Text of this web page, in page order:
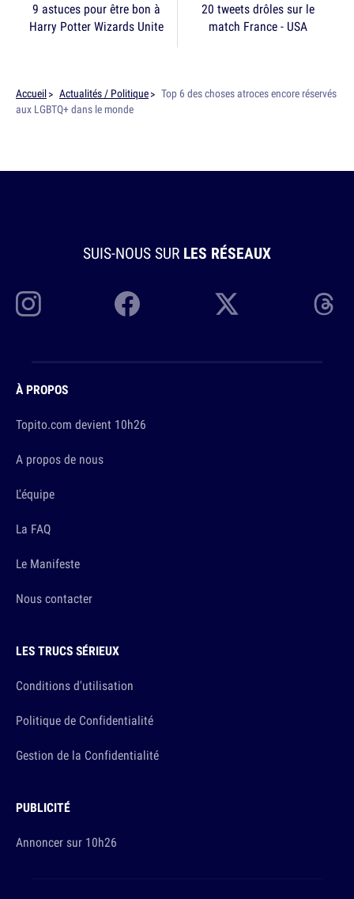
9 astuces pour être bon à
Harry Potter Wizards Unite
20 tweets drôles sur le
match France - USA
Accueil Actualités / Politique
Top 6 des choses atroces encore réservés
aux LGBTQ+ dans le monde
SUIS-NOUS SUR LES RÉSEAUX
À PROPOS
Topito.com devient 10h26
A propos de nous
L'équipe
La FAQ
Le Manifeste
Nous contacter
LES TRUCS SÉRIEUX
Conditions d'utilisation
Politique de Confidentialité
Gestion de la Confidentialité
PUBLICITÉ
Annoncer sur 10h26